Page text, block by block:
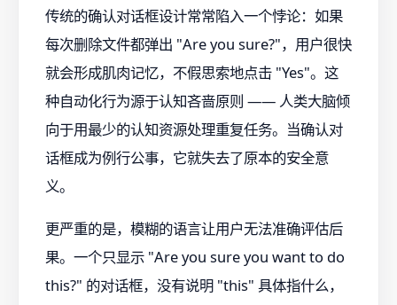
传统的确认对话框设计常常陷入一个悖论：如果
每次删除文件都弹出 "Are you sure?"，用户很快
就会形成肌肉记忆，不假思索地点击 "Yes"。这
种自动化行为源于认知吝啬原则 —— 人类大脑倾
向于用最少的认知资源处理重复任务。当确认对
话框成为例行公事，它就失去了原本的安全意
义。
更严重的是，模糊的语言让用户无法准确评估后
果。一个只显示 "Are you sure you want to do
this?" 的对话框，没有说明 "this" 具体指什么，